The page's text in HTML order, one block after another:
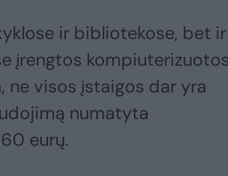
ir bibliotekose, bet ir
įrengtos kompiuterizuotos
ne visos įstaigos dar yra
numatyta
eurų.